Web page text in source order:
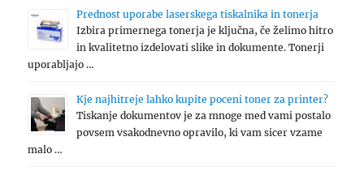
Prednost uporabe laserskega tiskalnika in tonerja
Izbira primernega tonerja je ključna, če želimo hitro
in kvalitetno izdelovati slike in dokumente. Tonerji
uporabljajo …
Kje najhitreje lahko kupite poceni toner za printer?
Tiskanje dokumentov je za mnoge med vami postalo
povsem vsakodnevno opravilo, ki vam sicer vzame
malo …